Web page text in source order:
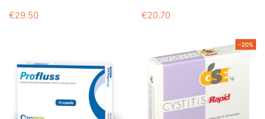
€29.50 €20.70
-20%